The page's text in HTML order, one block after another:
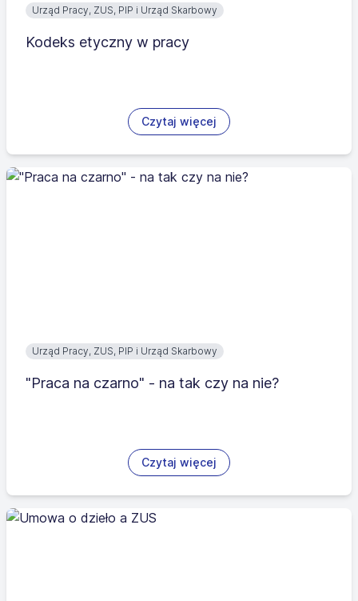
Urząd Pracy, ZUS, PIP i Urząd Skarbowy
Kodeks etyczny w pracy
Czytaj więcej
Urząd Pracy, ZUS, PIP i Urząd Skarbowy
"Praca na czarno" - na tak czy na nie?
Czytaj więcej